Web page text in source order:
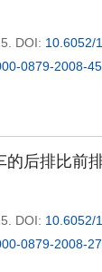
DOI: 10.6052/
0879-2008-
的后排比前
DOI: 10.6052/
0879-2008-